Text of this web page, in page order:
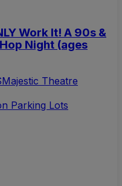
Work It! A 90s &
Night (ages
Majestic Theatre
Parking Lots